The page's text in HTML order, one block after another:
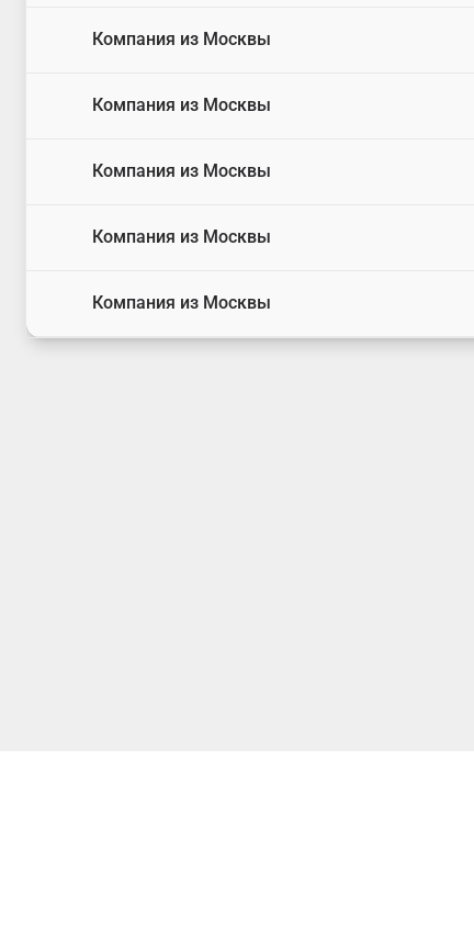
Компания из Москвы
Компания из Москвы
Компания из Москвы
Компания из Москвы
Компания из Москвы